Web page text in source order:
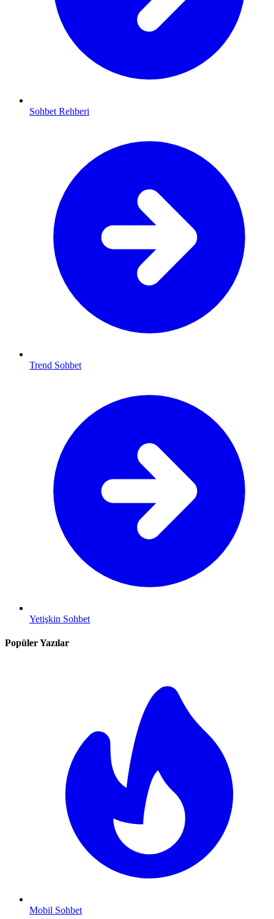
Sohbet Rehberi
Trend Sohbet
Yetişkin Sohbet
Popüler Yazılar
Mobil Sohbet